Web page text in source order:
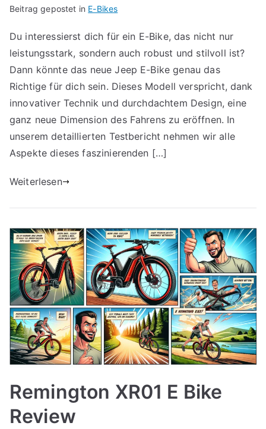
Beitrag gepostet in E-Bikes
Du interessierst dich für ein E-Bike, das nicht nur
leistungsstark, sondern auch robust und stilvoll ist?
Dann könnte das neue Jeep E-Bike genau das
Richtige für dich sein. Dieses Modell verspricht, dank
innovativer Technik und durchdachtem Design, eine
ganz neue Dimension des Fahrens zu eröffnen. In
unserem detaillierten Testbericht nehmen wir alle
Aspekte dieses faszinierenden […]
Weiterlesen
Remington XR01 E Bike
Review